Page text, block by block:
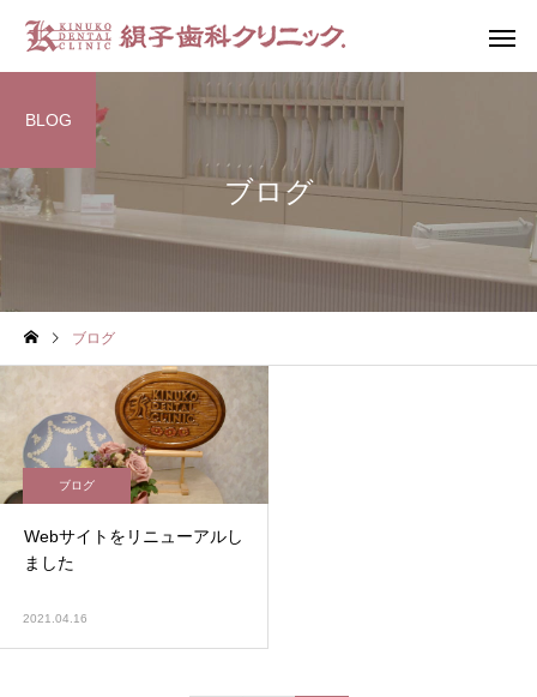
歯周病
審美歯科
開院して25年になりました GBTやってみませんか
ブログ
BLOG
ブログ
ブログ
Webサイトをリニューアルし
ました
2021.04.16